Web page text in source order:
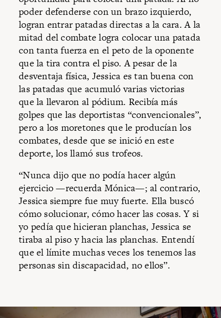
poder defenderse con un brazo izquierdo,
logran entrar patadas directas a la cara. A la
mitad del combate logra colocar una patada
con tanta fuerza en el peto de la oponente
que la tira contra el piso. A pesar de la
desventaja física, Jessica es tan buena con
las patadas que acumuló varias victorias
que la llevaron al pódium. Recibía más
golpes que las deportistas “convencionales”,
pero a los moretones que le producían los
combates, desde que se inició en este
deporte, los llamó sus trofeos.
“Nunca dijo que no podía hacer algún
ejercicio —recuerda Mónica—; al contrario,
Jessica siempre fue muy fuerte. Ella buscó
cómo solucionar, cómo hacer las cosas. Y si
yo pedía que hicieran planchas, Jessica se
tiraba al piso y hacia las planchas. Entendí
que el límite muchas veces los tenemos las
personas sin discapacidad, no ellos”.